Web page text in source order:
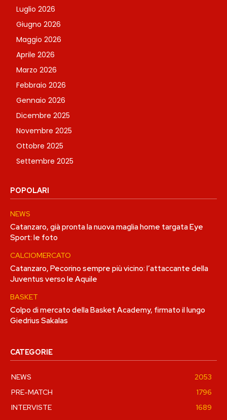
Luglio 2026
Giugno 2026
Maggio 2026
Aprile 2026
Marzo 2026
Febbraio 2026
Gennaio 2026
Dicembre 2025
Novembre 2025
Ottobre 2025
Settembre 2025
POPOLARI
NEWS
Catanzaro, già pronta la nuova maglia home targata Eye
Sport: le foto
CALCIOMERCATO
Catanzaro, Pecorino sempre più vicino: l’attaccante della
Juventus verso le Aquile
BASKET
Colpo di mercato della Basket Academy, firmato il lungo
Giedrius Sakalas
CATEGORIE
NEWS
2053
PRE-MATCH
1796
INTERVISTE
1689